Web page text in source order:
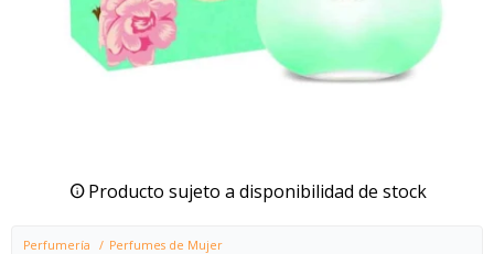
Producto sujeto a disponibilidad de stock
Perfumería Perfumes de Mujer